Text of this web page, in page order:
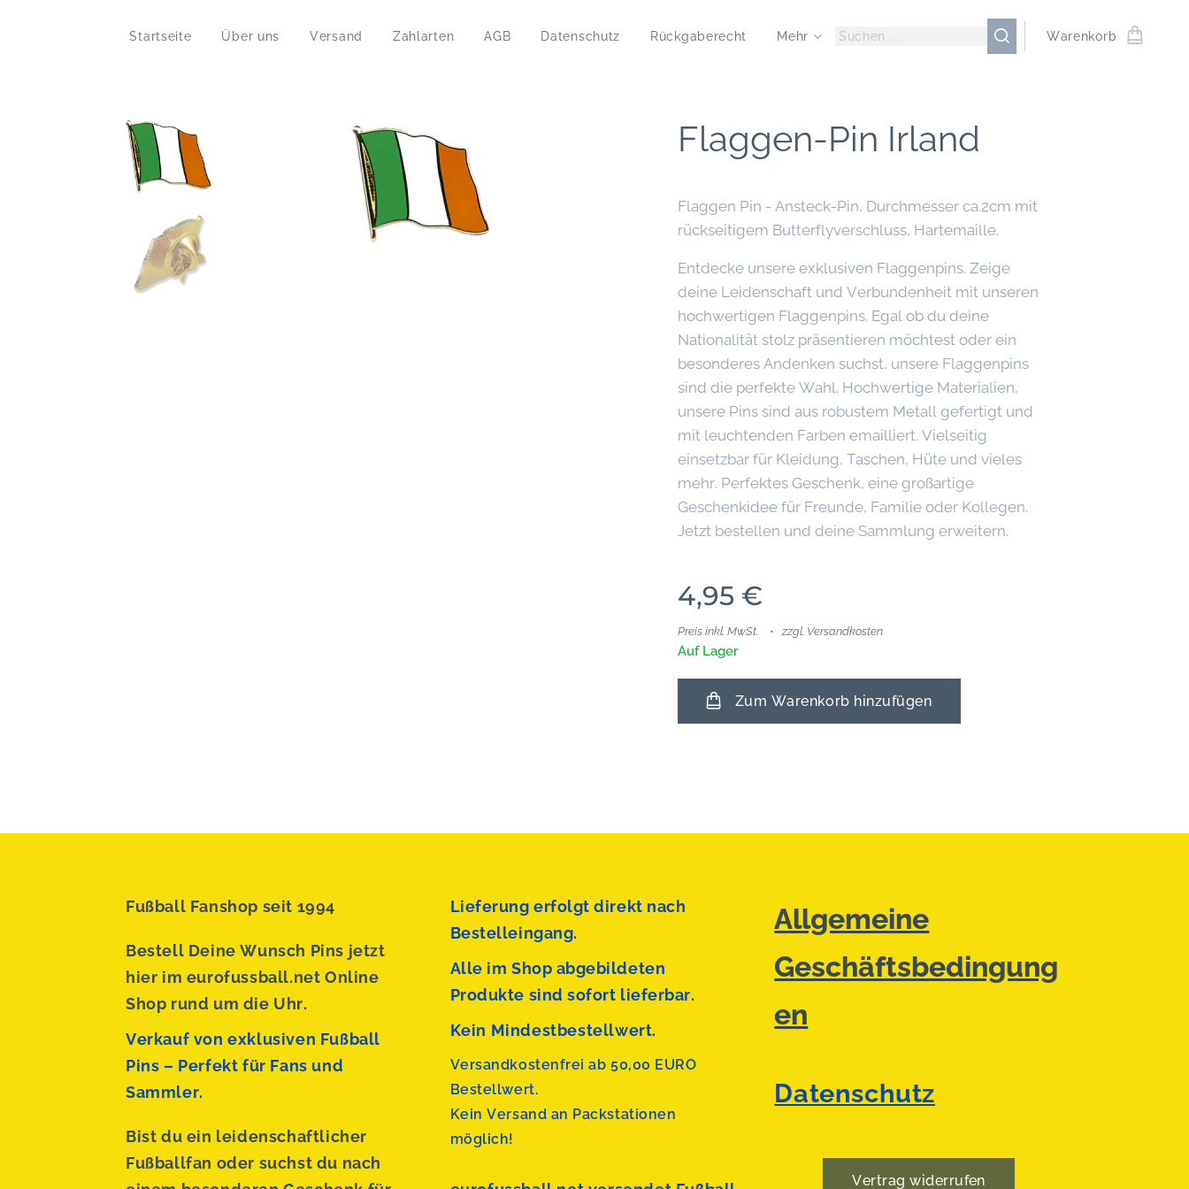
Startseite Über uns Versand Zahlarten AGB Datenschutz Rückgaberecht Mehr Warenkorb
Flaggen-Pin Irland
Flaggen Pin - Ansteck-Pin, Durchmesser ca.2cm mit
rückseitigem Butterflyverschluss, Hartemaille.
Entdecke unsere exklusiven Flaggenpins. Zeige
deine Leidenschaft und Verbundenheit mit unseren
hochwertigen Flaggenpins. Egal ob du deine
Nationalität stolz präsentieren möchtest oder ein
besonderes Andenken suchst, unsere Flaggenpins
sind die perfekte Wahl. Hochwertige Materialien,
unsere Pins sind aus robustem Metall gefertigt und
mit leuchtenden Farben emailliert. Vielseitig
einsetzbar für Kleidung, Taschen, Hüte und vieles
mehr. Perfektes Geschenk, eine großartige
Geschenkidee für Freunde, Familie oder Kollegen.
Jetzt bestellen und deine Sammlung erweitern.
4,95 €
Preis inkl. MwSt. zzgl. Versandkosten
Auf Lager
Zum Warenkorb hinzufügen
Fußball Fanshop seit 1994
Bestell Deine Wunsch Pins jetzt
hier im eurofussball.net Online
Shop rund um die Uhr.
Verkauf von exklusiven Fußball
Pins – Perfekt für Fans und
Sammler.
Bist du ein leidenschaftlicher
Fußballfan oder suchst du nach
Lieferung erfolgt direkt nach
Bestelleingang.
Alle im Shop abgebildeten
Produkte sind sofort lieferbar.
Kein Mindestbestellwert.
Versandkostenfrei ab 50,00 EURO
Bestellwert.
Kein Versand an Packstationen
möglich!
Allgemeine
Geschäftsbedingung
en
Datenschutz
Vertrag widerrufen